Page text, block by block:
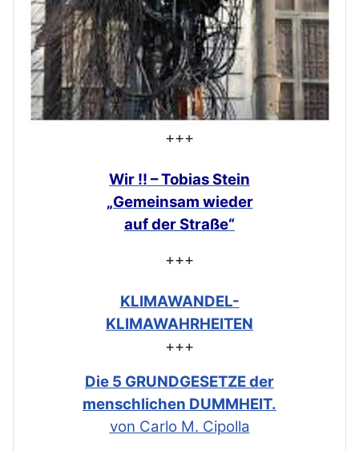
+++
Wir !! – Tobias Stein
„Gemeinsam wieder
auf der Straße“
+++
KLIMAWANDEL-
KLIMAWAHRHEITEN
+++
Die 5 GRUNDGESETZE der
menschlichen DUMMHEIT.
von Carlo M. Cipolla